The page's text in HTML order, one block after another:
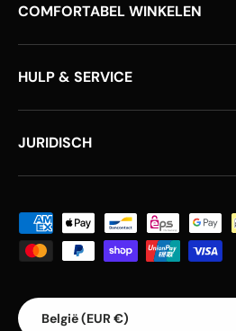
COMFORTABEL WINKELEN
HULP & SERVICE
JURIDISCH
Geaccepteerde betaalmethoden
Land/Regio
België (EUR €)